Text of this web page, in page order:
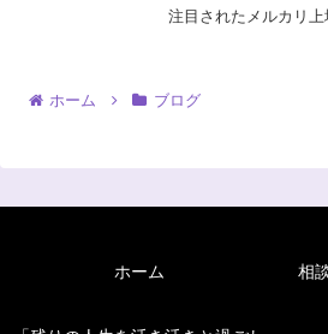
注目されたメルカリ上
ホーム ブログ
ホーム
相